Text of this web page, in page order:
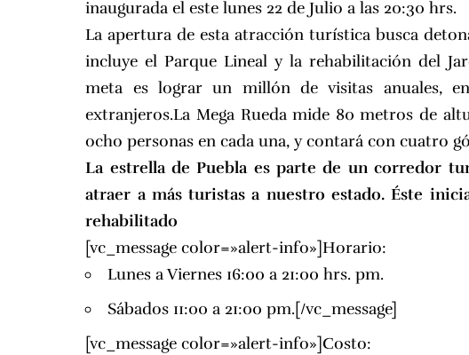
inaugurada el este lunes 22 de Julio a las 20:30 hrs.
La apertura de esta atracción turística busca
incluye el Parque Lineal y la rehabilitación del
meta es lograr un millón de visitas anuales,
extranjeros.La Mega Rueda mide 80 metros de
ocho personas en cada una, y contará con cuatro
La estrella de Puebla es parte de un corredor
atraer a más turistas a nuestro estado. Éste
rehabilitado
[vc_message color=»alert-info»]Horario:
Lunes a Viernes 16:00 a 21:00 hrs. pm.
Sábados 11:00 a 21:00 pm.[/vc_message]
[vc_message color=»alert-info»]Costo: